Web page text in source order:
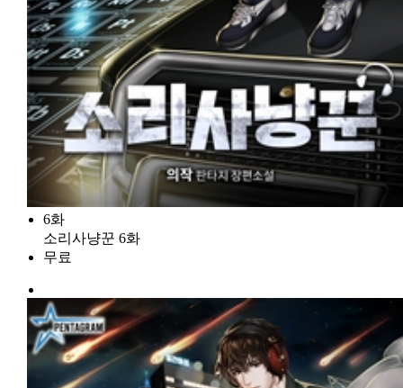
6화
소리사냥꾼 6화
무료